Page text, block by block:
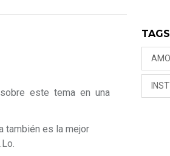
este tema en una
también es la mejor
TAGS